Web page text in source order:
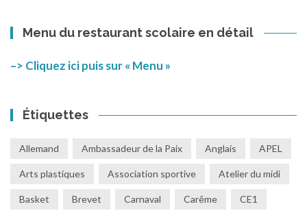
Menu du restaurant scolaire en détail
–> Cliquez ici puis sur « Menu »
Étiquettes
Allemand Ambassadeur de la Paix Anglais APEL
Arts plastiques Association sportive Atelier du midi
Basket Brevet Carnaval Carême CE1